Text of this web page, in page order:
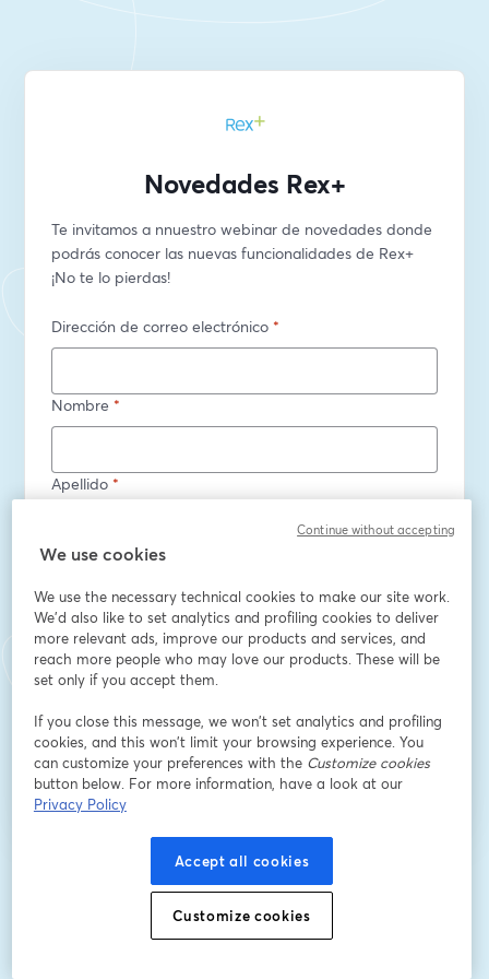
Novedades Rex+
Te invitamos a nnuestro webinar de novedades donde
podrás conocer las nuevas funcionalidades de Rex+
¡No te lo pierdas!
Dirección de correo electrónico *
Nombre *
Apellido *
Empresa*
Cargo*
Registrarse
¿Ya te registraste?Únete aquí
se abre en una nueva pestaña
Se compartirá tu información con el anfitrión.
We use cookies
We use the necessary technical cookies to make our site work.
We'd also like to set analytics and profiling cookies to deliver
more relevant ads, improve our products and services, and
reach more people who may love our products. These will be
set only if you accept them.
If you close this message, we won’t set analytics and profiling
cookies, and this won’t limit your browsing experience. You
can customize your preferences with the Customize cookies
button below. For more information, have a look at our
Privacy Policy
Accept all cookies
Customize cookies
Continue without accepting